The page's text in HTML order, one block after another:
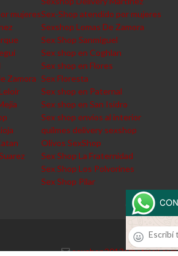
mujeresSex-Shop atendido por mujeres
Sexshop Lomas De Zamora
Sex Shop Sanmiguel
Sex shop en Coghlan
Sex shop en Flores
Zamora Sex Floresta
Sex shop en Paternal
Sex shop en San Isidro
Sex shop envios al interior
quilmes delivery sexshop
Olivos SexShop
Sex Shop La Fraternidad
Sex Shop Los Polvorines
Sex Shop Pilar
sexshop2013@hotmail.com